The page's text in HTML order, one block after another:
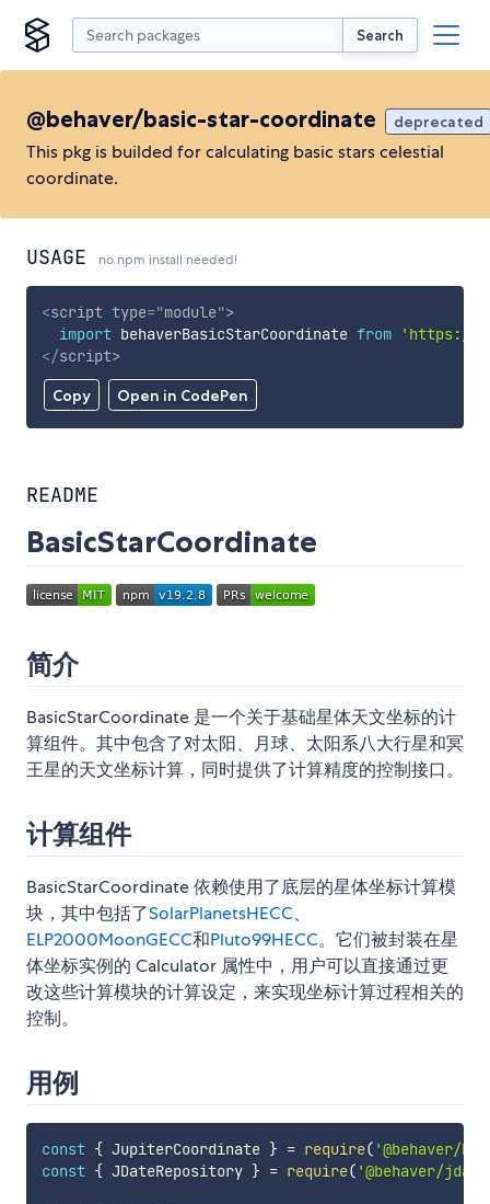
Search
@behaver/basic-star-coordinate deprecated
This pkg is builded for calculating basic stars celestial
coordinate.
USAGE no npm install needed!
Copy Open in CodePen
<script type="module">
import behaverBasicStarCoordinate from
'https://
</script>
README
BasicStarCoordinate
简介
BasicStarCoordinate 是一个关于基础星体天文坐标的计
算组件。其中包含了对太阳、月球、太阳系八大行星和冥
王星的天文坐标计算，同时提供了计算精度的控制接口。
计算组件
BasicStarCoordinate 依赖使用了底层的星体坐标计算模
块，其中包括了SolarPlanetsHECC、
ELP2000MoonGECC和Pluto99HECC。它们被封装在星
体坐标实例的 Calculator 属性中，用户可以直接通过更
改这些计算模块的计算设定，来实现坐标计算过程相关的
控制。
用例
const { JupiterCoordinate } = require( '@behaver/
const { JDateRepository } = require( '@behaver/